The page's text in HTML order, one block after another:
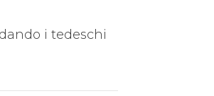
i tedeschi